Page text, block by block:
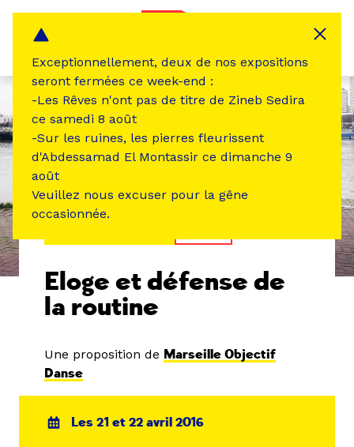
Eloge et défense de
la routine
Une proposition de Marseille Objectif
Danse
Les 21 et 22 avril 2016
Exceptionnellement, deux de nos expositions
seront fermées ce week-end :
-Les Rêves n'ont pas de titre de Zineb Sedira
ce samedi 8 août
-Sur les ruines, les pierres fleurissent
d'Abdessamad El Montassir ce dimanche 9
août
Veuillez nous excuser pour la gêne
occasionnée.
Panneau de gestion des cookies